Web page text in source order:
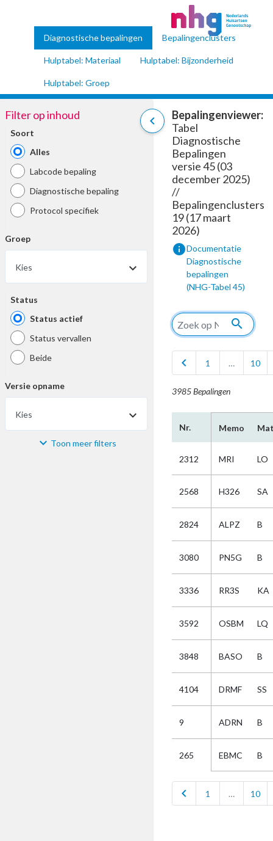
Diagnostische bepalingen Bepalingenclusters
Hulptabel: Materiaal Hulptabel: Bijzonderheid
Hulptabel: Groep
chevron_left
Filter op inhoud
Soort
Alles
Labcode bepaling
Diagnostische bepaling
Protocol specifiek
Groep
Kies
Status
Status actief
Status vervallen
Beide
Versie opname
Kies
Materiaal Toon meer filters
Bepalingenviewer:
Tabel
Diagnostische
Bepalingen
versie 45 (03
december 2025)
//
Bepalingenclusters
19 (17 maart
2026)
infoDocumentatie
Diagnostische
bepalingen
(NHG-Tabel 45)
search
chevron_left 1 … 10
3985 Bepalingen
Nr. Memo
2312 MRI LO
2568 H326 SA
2824 ALPZ B
3080 PN5G B
3336 RR3S KA
3592 OSBM LQ
3848 BASO B
4104 DRMF SS
9 ADRN B
265 EBMC B
chevron_left 1 … 10